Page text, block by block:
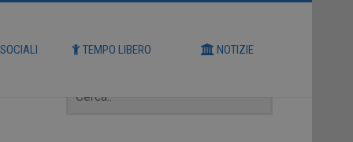
TEMPO LIBERO NOTIZIE